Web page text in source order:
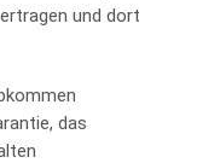
und dort
das